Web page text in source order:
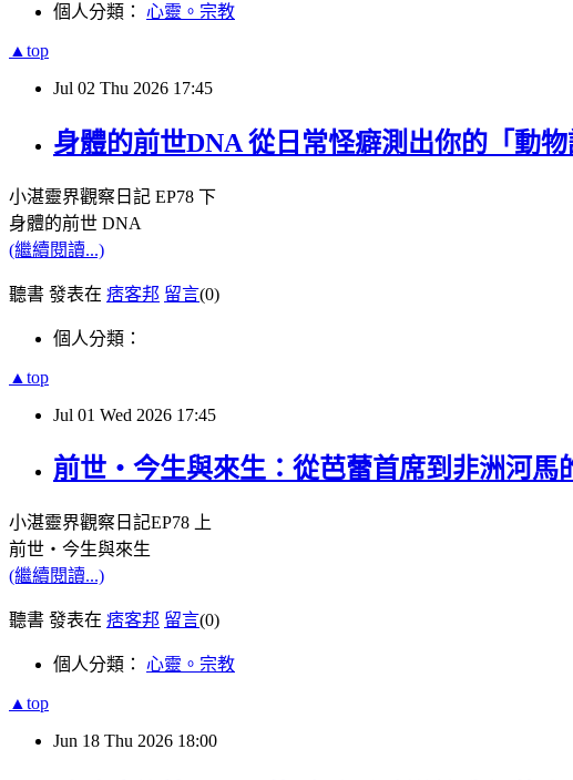
個人分類： 心靈。宗教
▲top
Jul 02 Thu 2026 17:45
身體的前世DNA 從日常怪癖測出你的「動
小湛靈界觀察日記 EP78 下
身體的前世 DNA
(繼續閱讀...)
聽書 發表在 痞客邦 留言(0)
個人分類：
▲top
Jul 01 Wed 2026 17:45
前世・今生與來生：從芭蕾首席到非洲河
小湛靈界觀察日記EP78
上
前世・今生與來生
(繼續閱讀...)
聽書 發表在 痞客邦 留言(0)
個人分類： 心靈。宗教
▲top
Jun 18 Thu 2026 18:00